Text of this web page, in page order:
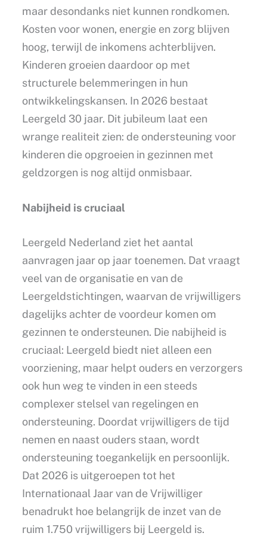
maar desondanks niet kunnen rondkomen.
Kosten voor wonen, energie en zorg blijven
hoog, terwijl de inkomens achterblijven.
Kinderen groeien daardoor op met
structurele belemmeringen in hun
ontwikkelingskansen. In 2026 bestaat
Leergeld 30 jaar. Dit jubileum laat een
wrange realiteit zien: de ondersteuning voor
kinderen die opgroeien in gezinnen met
geldzorgen is nog altijd onmisbaar.
Nabijheid is cruciaal
Leergeld Nederland ziet het aantal
aanvragen jaar op jaar toenemen. Dat vraagt
veel van de organisatie en van de
Leergeldstichtingen, waarvan de vrijwilligers
dagelijks achter de voordeur komen om
gezinnen te ondersteunen. Die nabijheid is
cruciaal: Leergeld biedt niet alleen een
voorziening, maar helpt ouders en verzorgers
ook hun weg te vinden in een steeds
complexer stelsel van regelingen en
ondersteuning. Doordat vrijwilligers de tijd
nemen en naast ouders staan, wordt
ondersteuning toegankelijk en persoonlijk.
Dat 2026 is uitgeroepen tot het
Internationaal Jaar van de Vrijwilliger
benadrukt hoe belangrijk de inzet van de
ruim 1.750 vrijwilligers bij Leergeld is.